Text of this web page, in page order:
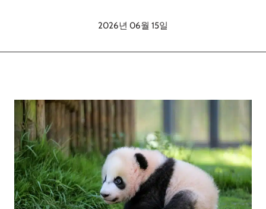
2026년 06월 15일